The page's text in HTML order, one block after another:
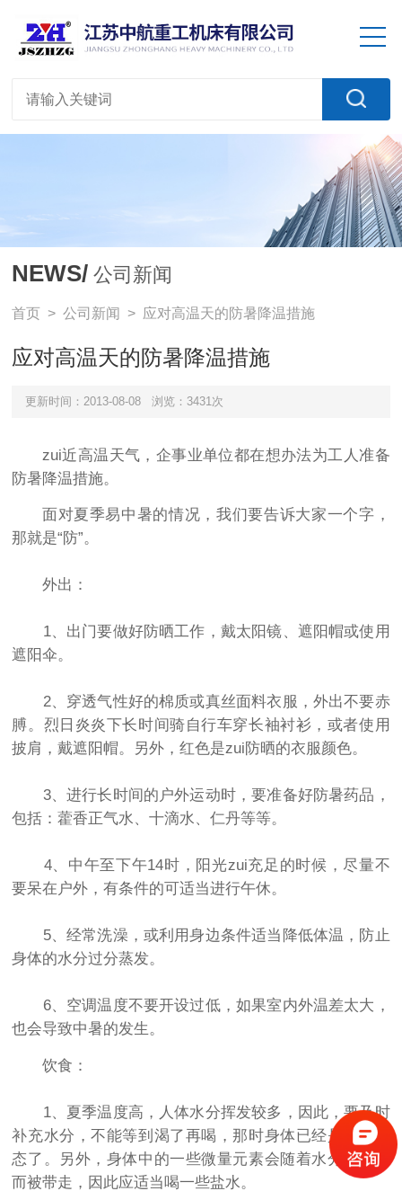
NEWS/ 公司新闻
首页 >公司新闻 > 应对高温天的防暑降温措施
应对高温天的防暑降温措施
更新时间：2013-08-08 浏览：3431次
zui近高温天气，企事业单位都在想办法为工人准备
防暑降温措施。
面对夏季易中暑的情况，我们要告诉大家一个字，
那就是“防”。
外出：
1、出门要做好防晒工作，戴太阳镜、遮阳帽或使用
遮阳伞。
2、穿透气性好的棉质或真丝面料衣服，外出不要赤
膊。烈日炎炎下长时间骑自行车穿长袖衬衫，或者使用
披肩，戴遮阳帽。另外，红色是zui防晒的衣服颜色。
3、进行长时间的户外运动时，要准备好防暑药品，
包括：藿香正气水、十滴水、仁丹等等。
4、中午至下午14时，阳光zui充足的时候，尽量不
要呆在户外，有条件的可适当进行午休。
5、经常洗澡，或利用身边条件适当降低体温，防止
身体的水分过分蒸发。
6、空调温度不要开设过低，如果室内外温差太大，
也会导致中暑的发生。
饮食：
1、夏季温度高，人体水分挥发较多，因此，要及时
补充水分，不能等到渴了再喝，那时身体已经是缺水状
态了。另外，身体中的一些微量元素会随着水分的蒸发
而被带走，因此应适当喝一些盐水。